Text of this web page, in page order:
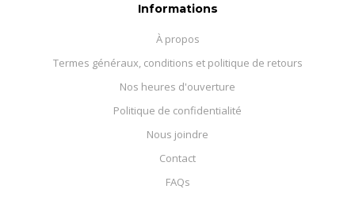
Informations
À propos
Termes généraux, conditions et politique de retours
Nos heures d'ouverture
Politique de confidentialité
Nous joindre
Contact
FAQs